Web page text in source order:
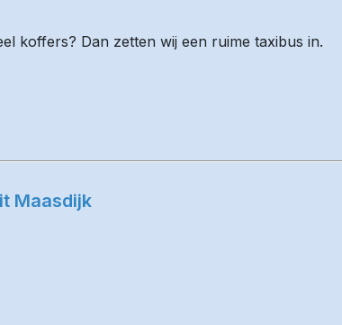
koffers? Dan zetten wij een ruime taxibus in.
Maasdijk